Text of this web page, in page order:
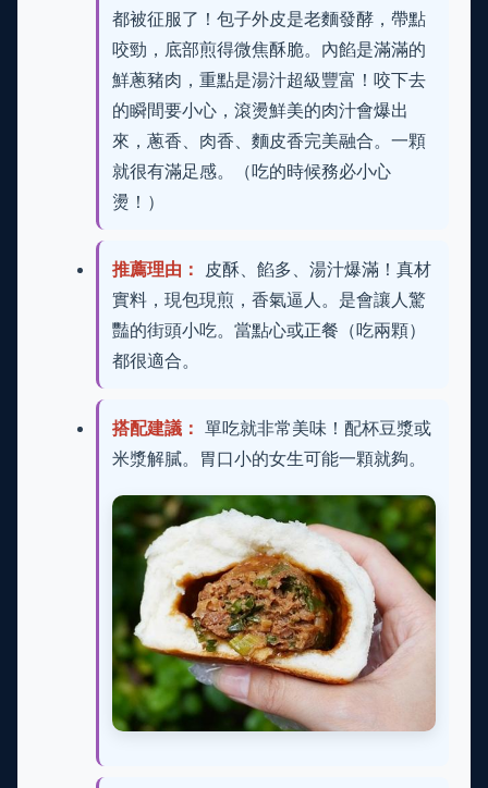
都被征服了！包子外皮是老麵發酵，帶點
咬勁，底部煎得微焦酥脆。內餡是滿滿的
鮮蔥豬肉，重點是湯汁超級豐富！咬下去
的瞬間要小心，滾燙鮮美的肉汁會爆出
來，蔥香、肉香、麵皮香完美融合。一顆
就很有滿足感。（吃的時候務必小心
燙！）
推薦理由：
皮酥、餡多、湯汁爆滿！真材
實料，現包現煎，香氣逼人。是會讓人驚
豔的街頭小吃。當點心或正餐（吃兩顆）
都很適合。
搭配建議： 單吃就非常美味！配杯豆漿或
米漿解膩。胃口小的女生可能一顆就夠。